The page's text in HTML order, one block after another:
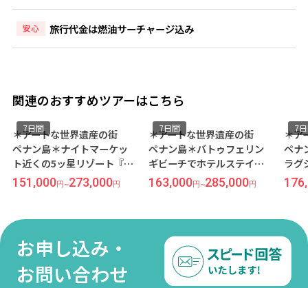
安心 旅行代金は燃油サーチャージ込み
関連のおすすめツアーはこちら
＊アートな世界遺産の街
ペナン島＊ナイトマーケッ
ト近くの5ッ星リゾート『パ
ークロイヤル ペナン』宿泊
≪福岡午前発/シンガポール
フェリンギ- 5泊7日間/朝食
7日間
151,000円~273,000円
＊アートな世界遺産の街
ペナン島＊バトゥフェリン
ギビーチでホテルステイを
心から楽しむ休日━━・・
『シャングリラズ ラサ サヤ
ガポール航空利用/ペナン島
5泊7日間/朝食付き≫
7日間
163,000円~285,000円
＊
ペナ
ラグ
ース
ル
発/
ペナ
泊
7
お申し込み・
お問い合わせ